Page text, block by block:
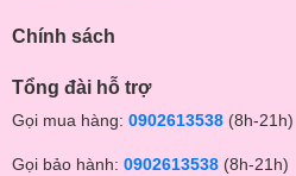
Chính sách
Tổng đài hỗ trợ
Gọi mua hàng: 0902613538 (8h-21h)
Gọi bảo hành: 0902613538 (8h-21h)